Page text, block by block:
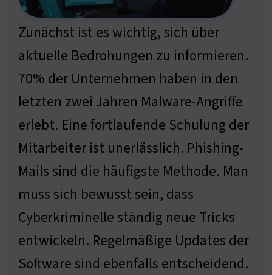
Zunächst ist es wichtig, sich über
aktuelle Bedrohungen zu informieren.
70% der Unternehmen haben in den
letzten zwei Jahren Malware-Angriffe
erlebt. Eine fortlaufende Schulung der
Mitarbeiter ist unerlässlich. Phishing-
Mails sind die häufigste Methode. Man
muss sich bewusst sein, dass
Cyberkriminelle ständig neue Tricks
entwickeln. Regelmäßige Updates der
Software sind ebenfalls entscheidend.